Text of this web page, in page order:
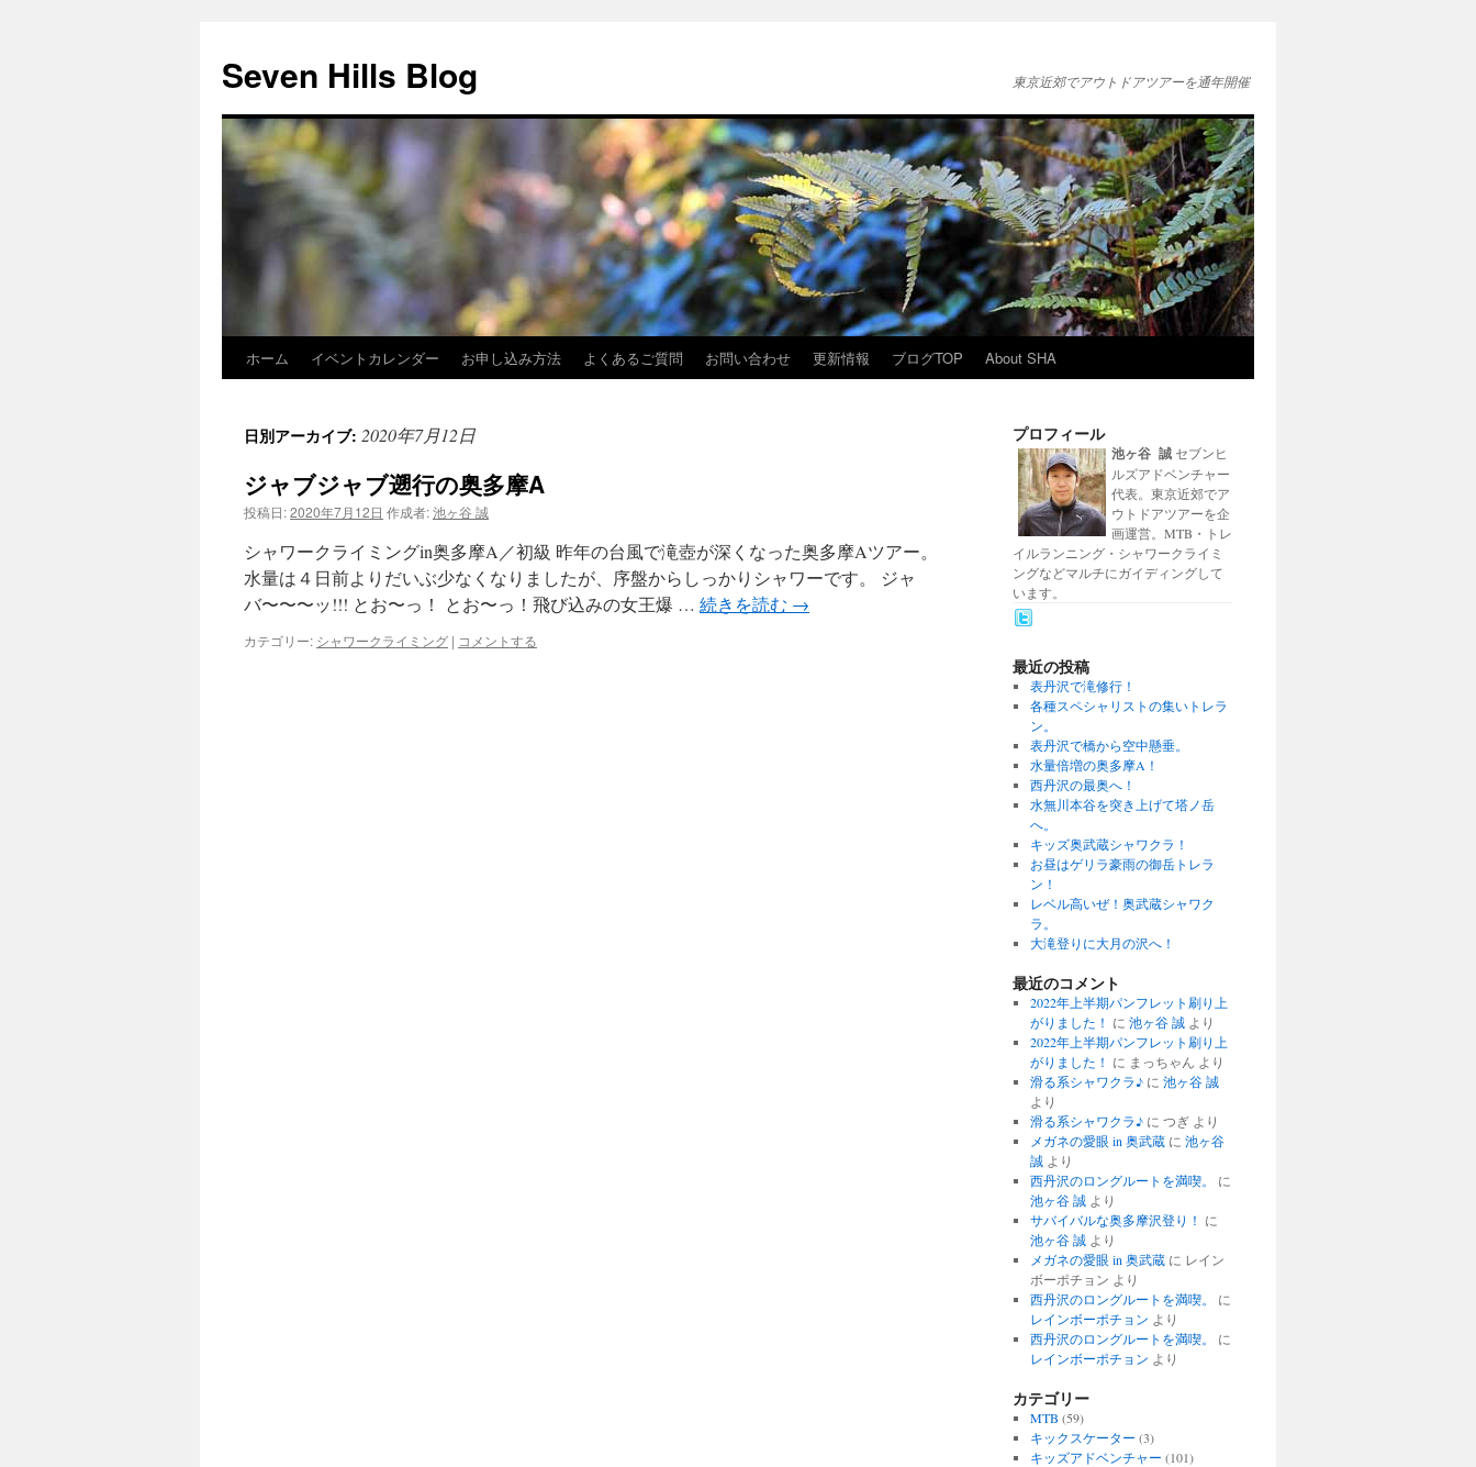
Seven Hills Blog 東京近郊でアウトドアツアーを通年開催
ス
ホーム イベントカレンダー お申し込み方法 よくあるご質問 お問い合わせ 更新情報 ブログTOP About SHA
日別アーカイブ: 2020年7月12日
ジャブジャブ遡行の奥多摩A
投稿日:2020年7月12日 作成者:池ヶ谷 誠
シャワークライミングin奥多摩A／初級 昨年の台風で滝壺が深くなった奥多摩Aツアー。
水量は４日前よりだいぶ少なくなりましたが、序盤からしっかりシャワーです。 ジャ
バ〜〜〜ッ!!! とお〜っ！ とお〜っ！飛び込みの女王爆 … 続きを読む →
カテゴリー: シャワークライミング | コメントする
プロフィール
池ヶ谷 誠 セブンヒ
ルズアドベンチャー
代表。東京近郊でア
ウトドアツアーを企
画運営。MTB・トレ
イルランニング・シャワークライミ
ングなどマルチにガイディングして
います。
最近の投稿
表丹沢で滝修行！
各種スペシャリストの集いトレラ
ン。
表丹沢で橋から空中懸垂。
水量倍増の奥多摩A！
西丹沢の最奥へ！
水無川本谷を突き上げて塔ノ岳
へ。
キッズ奥武蔵シャワクラ！
お昼はゲリラ豪雨の御岳トレラ
ン！
レベル高いぜ！奥武蔵シャワク
ラ。
大滝登りに大月の沢へ！
最近のコメント
2022年上半期パンフレット刷り上
がりました！ に 池ヶ谷 誠より
2022年上半期パンフレット刷り上
がりました！ に まっちゃん より
滑る系シャワクラ♪に 池ヶ谷 誠
より
滑る系シャワクラ♪に つぎより
メガネの愛眼 in 奥武蔵に 池ヶ谷
誠より
西丹沢のロングルートを満喫。
に
池ヶ谷 誠より
サバイバルな奥多摩沢登り！ に
池ヶ谷 誠より
メガネの愛眼 in 奥武蔵に レイン
ボーポチョン より
西丹沢のロングルートを満喫。
に
レインボーポチョン より
西丹沢のロングルートを満喫。
に
レインボーポチョン より
カテゴリー
MTB (59)
キックスケーター (3)
キッズアドベンチャー (101)